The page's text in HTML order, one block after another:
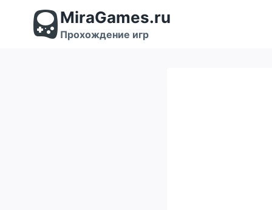
содержимому
MiraGames.ru
Прохождение игр